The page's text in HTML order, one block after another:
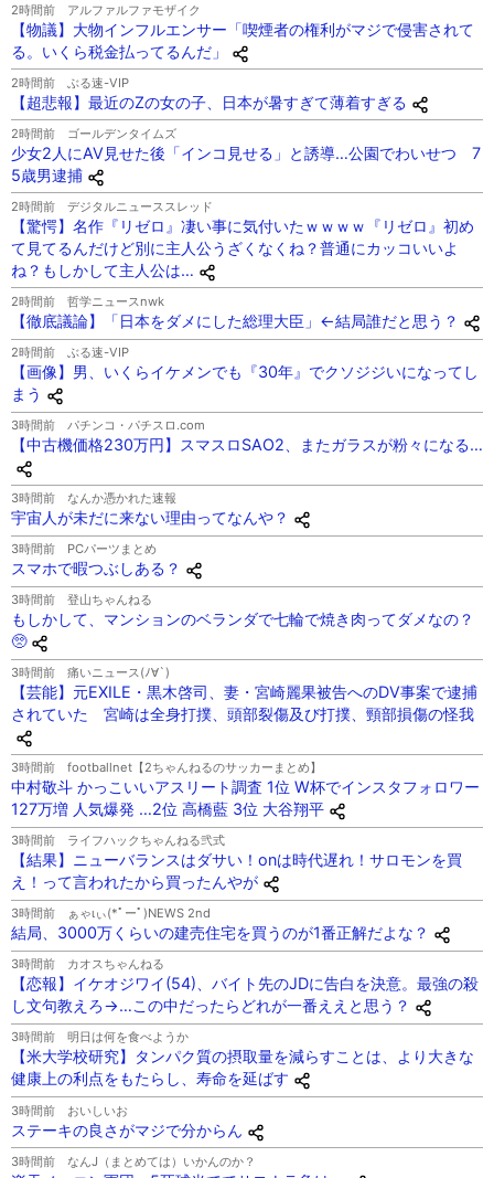
2時間前 アルファルファモザイク
【物議】大物インフルエンサー「喫煙者の権利がマジで侵害されて
る。いくら税金払ってるんだ」
2時間前 ぶる速-VIP
【超悲報】最近のZの女の子、日本が暑すぎて薄着すぎる
2時間前 ゴールデンタイムズ
少女2人にAV見せた後「インコ見せる」と誘導…公園でわいせつ 7
5歳男逮捕
2時間前 デジタルニューススレッド
【驚愕】名作『リゼロ』凄い事に気付いたｗｗｗｗ『リゼロ』初め
て見てるんだけど別に主人公うざくなくね？普通にカッコいいよ
ね？もしかして主人公は…
2時間前 哲学ニュースnwk
【徹底議論】「日本をダメにした総理大臣」←結局誰だと思う？
2時間前 ぶる速-VIP
【画像】男、いくらイケメンでも『30年』でクソジジいになってし
まう
3時間前 パチンコ・パチスロ.com
【中古機価格230万円】スマスロSAO2、またガラスが粉々になる…
3時間前 なんか憑かれた速報
宇宙人が未だに来ない理由ってなんや？
3時間前 PCパーツまとめ
スマホで暇つぶしある？
3時間前 登山ちゃんねる
もしかして、マンションのベランダで七輪で焼き肉ってダメなの？
🥺
3時間前 痛いニュース(ﾉ∀`)
【芸能】元EXILE・黒木啓司、妻・宮崎麗果被告へのDV事案で逮捕
されていた 宮崎は全身打撲、頭部裂傷及び打撲、頸部損傷の怪我
3時間前 footballnet【2ちゃんねるのサッカーまとめ】
中村敬斗 かっこいいアスリート調査 1位 W杯でインスタフォロワー
127万増 人気爆発 …2位 高橋藍 3位 大谷翔平
3時間前 ライフハックちゃんねる弐式
【結果】ニューバランスはダサい！onは時代遅れ！サロモンを買
え！って言われたから買ったんやが
3時間前 ぁゃιぃ(*ﾟーﾟ)NEWS 2nd
結局、3000万くらいの建売住宅を買うのが1番正解だよな？
3時間前 カオスちゃんねる
【恋報】イケオジワイ(54)、バイト先のJDに告白を決意。最強の殺
し文句教えろ→…この中だったらどれが一番ええと思う？
3時間前 明日は何を食べようか
【米大学校研究】タンパク質の摂取量を減らすことは、より大きな
健康上の利点をもたらし、寿命を延ばす
3時間前 おいしいお
ステーキの良さがマジで分からん
3時間前 なんJ（まとめては）いかんのか？